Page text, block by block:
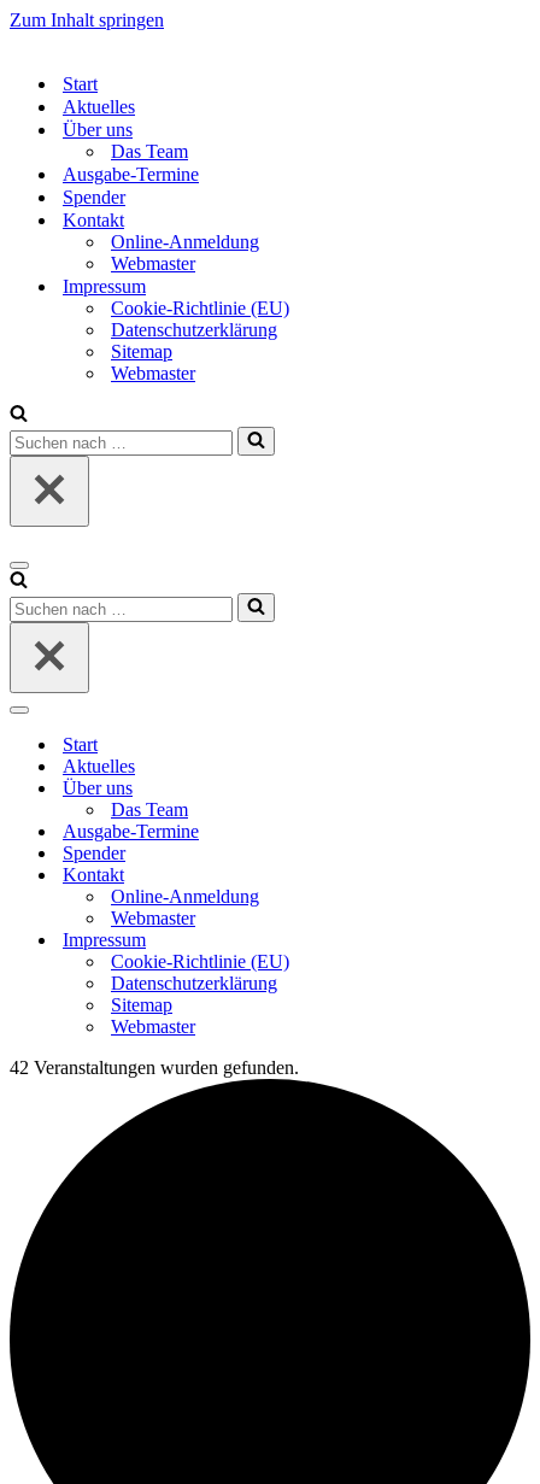
Zum Inhalt springen
Start
Aktuelles
Über uns
Das Team
Ausgabe-Termine
Spender
Kontakt
Online-Anmeldung
Webmaster
Impressum
Cookie-Richtlinie (EU)
Datenschutzerklärung
Sitemap
Webmaster
Suchen
nach …
Navigationsmenü
Suchen
nach …
Navigationsmenü
Start
Aktuelles
Über uns
Das Team
Ausgabe-Termine
Spender
Kontakt
Online-Anmeldung
Webmaster
Impressum
Cookie-Richtlinie (EU)
Datenschutzerklärung
Sitemap
Webmaster
42 Veranstaltungen wurden gefunden.